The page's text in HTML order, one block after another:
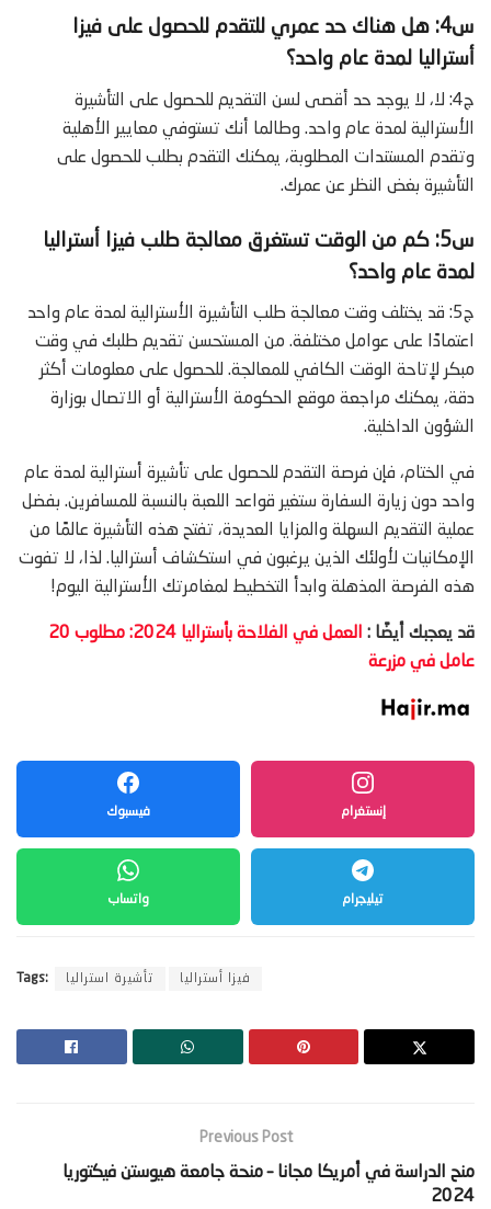
س4: هل هناك حد عمري للتقدم للحصول على فيزا
أستراليا لمدة عام واحد؟
ج4: لا، لا يوجد حد أقصى لسن التقديم للحصول على التأشيرة
الأسترالية لمدة عام واحد. وطالما أنك تستوفي معايير الأهلية
وتقدم المستندات المطلوبة، يمكنك التقدم بطلب للحصول على
التأشيرة بغض النظر عن عمرك.
س5: كم من الوقت تستغرق معالجة طلب فيزا أستراليا
لمدة عام واحد؟
ج5: قد يختلف وقت معالجة طلب التأشيرة الأسترالية لمدة عام واحد
اعتمادًا على عوامل مختلفة. من المستحسن تقديم طلبك في وقت
مبكر لإتاحة الوقت الكافي للمعالجة. للحصول على معلومات أكثر
دقة، يمكنك مراجعة موقع الحكومة الأسترالية أو الاتصال بوزارة
الشؤون الداخلية.
في الختام، فإن فرصة التقدم للحصول على تأشيرة أسترالية لمدة عام
واحد دون زيارة السفارة ستغير قواعد اللعبة بالنسبة للمسافرين. بفضل
عملية التقديم السهلة والمزايا العديدة، تفتح هذه التأشيرة عالمًا من
الإمكانيات لأولئك الذين يرغبون في استكشاف أستراليا. لذا، لا تفوت
هذه الفرصة المذهلة وابدأ التخطيط لمغامرتك الأسترالية اليوم!
قد يعجبك أيضًا :
العمل في الفلاحة بأستراليا 2024: مطلوب 20
عامل في مزرعة
فيسبوك إنستغرام
واتساب تيليجرام
Tags: تأشيرة استراليا فيزا أستراليا
Previous Post
‫منح الدراسة في أمريكا مجانا – منحة جامعة هيوستن فيكتوريا
2024‬